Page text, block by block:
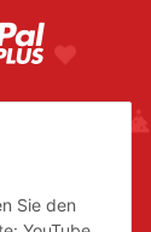
Sie den